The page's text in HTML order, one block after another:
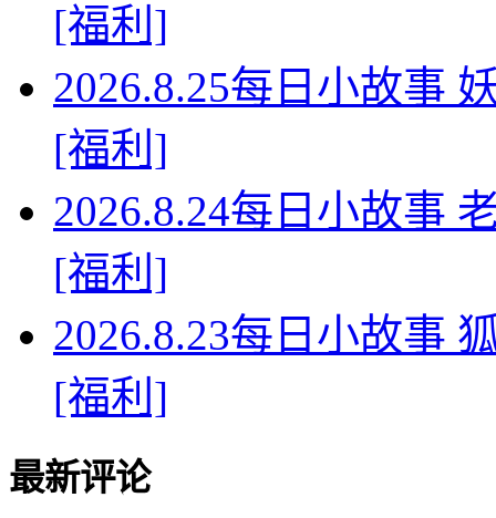
[福利]
2026.8.25每日小故事
[福利]
2026.8.24每日小故事
[福利]
2026.8.23每日小故事
[福利]
最新评论